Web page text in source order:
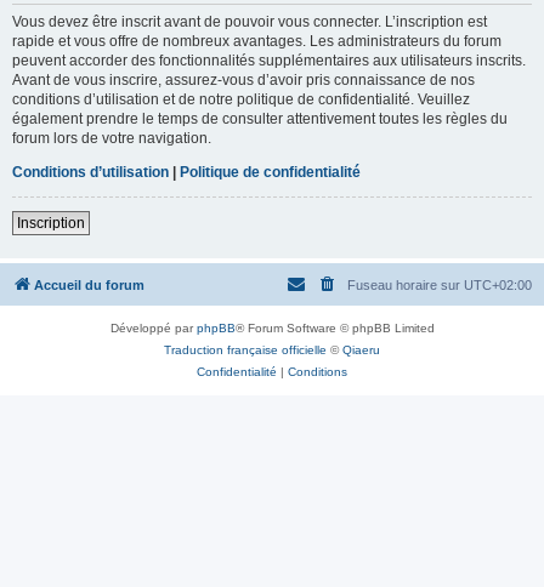
Vous devez être inscrit avant de pouvoir vous connecter. L’inscription est
rapide et vous offre de nombreux avantages. Les administrateurs du forum
peuvent accorder des fonctionnalités supplémentaires aux utilisateurs inscrits.
Avant de vous inscrire, assurez-vous d’avoir pris connaissance de nos
conditions d’utilisation et de notre politique de confidentialité. Veuillez
également prendre le temps de consulter attentivement toutes les règles du
forum lors de votre navigation.
Conditions d’utilisation | Politique de confidentialité
Inscription
Accueil du forum Fuseau horaire sur UTC+02:00
Développé parphpBB® Forum Software © phpBB Limited
Traduction française officielle ©Qiaeru
Confidentialité | Conditions